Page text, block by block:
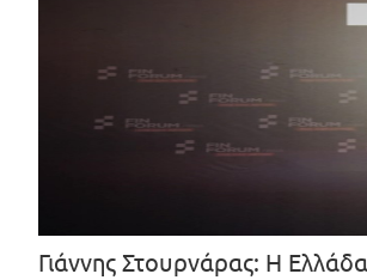
Γιάννης Στουρνάρας: Η